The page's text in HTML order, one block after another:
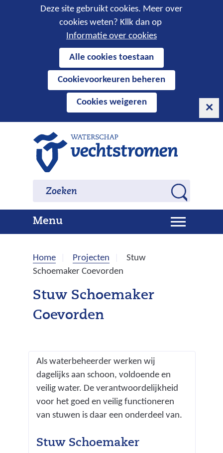
Cookies
toestaan?
Deze site gebruikt cookies. Meer over
cookies weten? Kllk dan op
Informatie over cookies
cookies
deze
website
worden
toegestaan
geweigerd.
Alle cookies toestaan
Cookievoorkeuren beheren
Cookies weigeren
naar
o
e
k
e
n
Zoeken Zoeken
MenuU
i
l
p
e
Home Projecten
Stuw
Schoemaker Coevorden
Stuw Schoemaker
Coevorden
Als waterbeheerder werken wij
dagelijks aan schoon, voldoende en
veilig water. De verantwoordelijkheid
voor het goed en veilig functioneren
van stuwen is daar een onderdeel van.
Stuw Schoemaker